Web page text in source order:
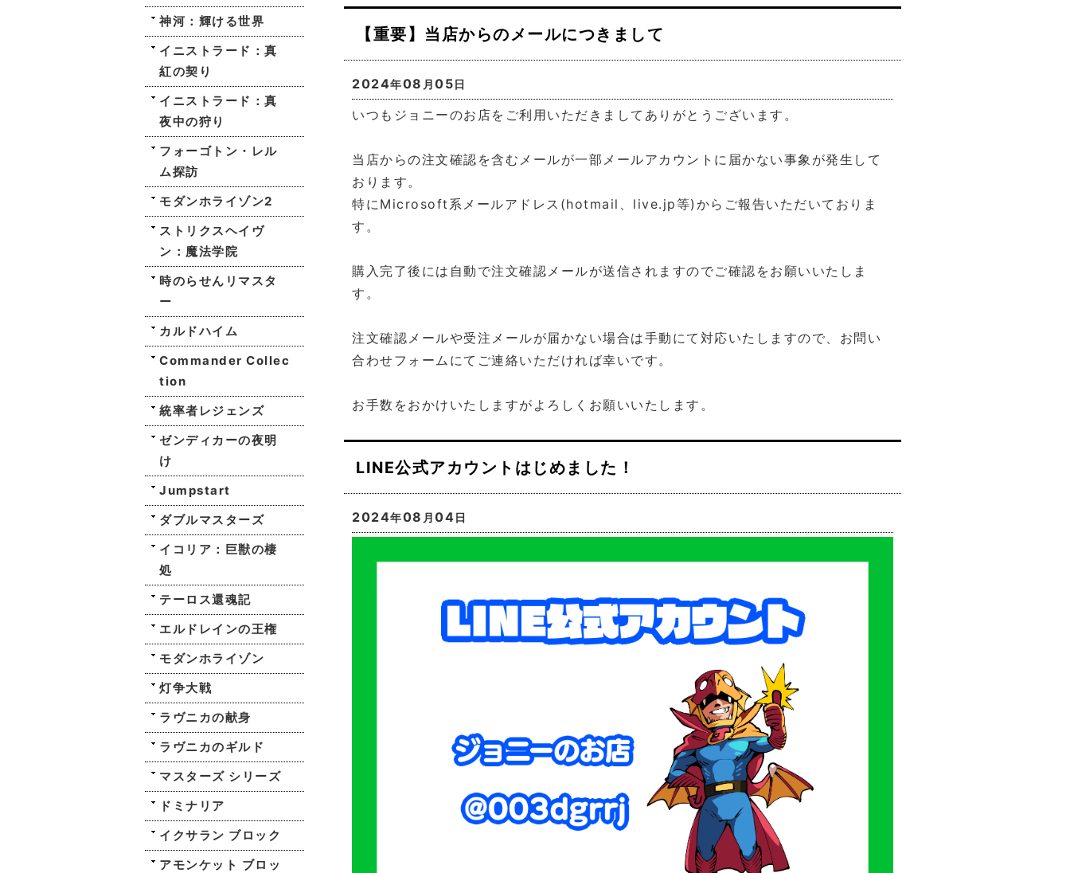
神河：輝ける世界
イニストラード：真
紅の契り
イニストラード：真
夜中の狩り
フォーゴトン・レル
ム探訪
モダンホライゾン2
ストリクスヘイヴ
ン：魔法学院
時のらせんリマスタ
ー
カルドハイム
Commander Collec
tion
統率者レジェンズ
ゼンディカーの夜明
け
Jumpstart
ダブルマスターズ
イコリア：巨獣の棲
処
テーロス還魂記
エルドレインの王権
モダンホライゾン
灯争大戦
ラヴニカの献身
ラヴニカのギルド
マスターズ シリーズ
ドミナリア
イクサラン ブロック
アモンケット ブロッ
【重要】当店からのメールにつきまして
2024年08 月 05 日
いつもジョニーのお店をご利用いただきましてありがとうございます。
当店からの注文確認を含むメールが一部メールアカウントに届かない事象が発生して
おります。
特にMicrosoft系メールアドレス(hotmail、live.jp等)からご報告いただいておりま
す。
購入完了後には自動で注文確認メールが送信されますのでご確認をお願いいたしま
す。
注文確認メールや受注メールが届かない場合は手動にて対応いたしますので、お問い
合わせフォームにてご連絡いただければ幸いです。
お手数をおかけいたしますがよろしくお願いいたします。
LINE公式アカウントはじめました！
2024年08 月 04 日